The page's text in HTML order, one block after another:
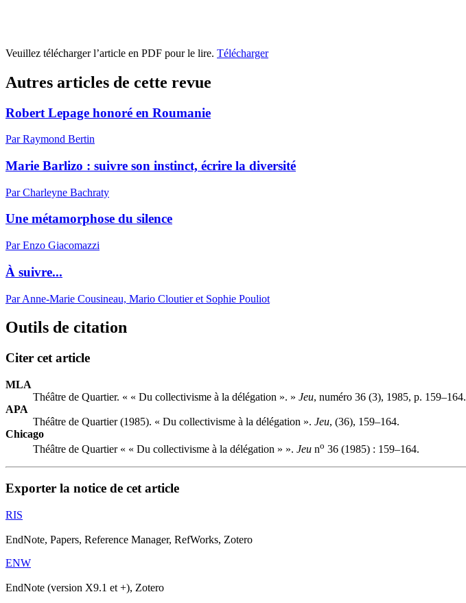
Veuillez télécharger l’article en PDF pour le lire. Télécharger
Autres articles de cette revue
Robert Lepage honoré en Roumanie
Par Raymond Bertin
Marie Barlizo : suivre son instinct, écrire la diversité
Par Charleyne Bachraty
Une métamorphose du silence
Par Enzo Giacomazzi
À suivre...
Par Anne-Marie Cousineau, Mario Cloutier et Sophie Pouliot
Outils de citation
Citer cet article
MLA
Théâtre de Quartier. « « Du collectivisme à la délégation ». » Jeu, numéro 36 (3), 1985, p. 159–164.
APA
Théâtre de Quartier (1985). « Du collectivisme à la délégation ». Jeu, (36), 159–164.
Chicago
Théâtre de Quartier « « Du collectivisme à la délégation » ». Jeu no 36 (1985) : 159–164.
Exporter la notice de cet article
RIS
EndNote, Papers, Reference Manager, RefWorks, Zotero
ENW
EndNote (version X9.1 et +), Zotero